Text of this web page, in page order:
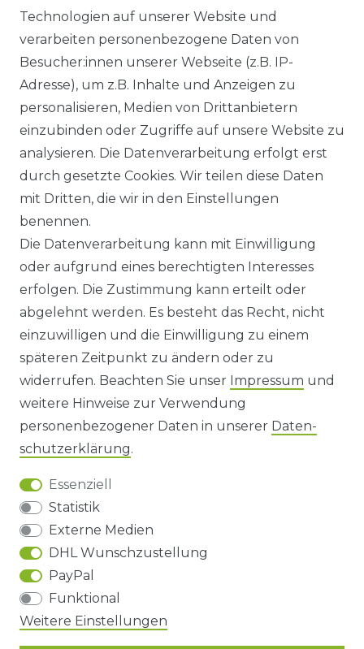
VERSANDARTEN & -KOSTEN
GEWERBETREIBENDE?
HILFE
KONTAKT
ANFAHRT
WIDERRUFS­FORMULAR
HINWEISE ZUR BATTERIEENTSORGUNG
IMPRESSUM
AGB UND KUNDENINFORMATIONEN
DATENSCHUTZERKLÄRUNG
BARRIEREFREIHEIT
Impressum Daten­schutz­erklärung
Barrierefreiheitserklärung
Technologien auf unserer Website und
verarbeiten personenbezogene Daten von
Besucher:innen unserer Webseite (z.B. IP-
Adresse), um z.B. Inhalte und Anzeigen zu
personalisieren, Medien von Drittanbietern
einzubinden oder Zugriffe auf unsere Website zu
analysieren. Die Datenverarbeitung erfolgt erst
durch gesetzte Cookies. Wir teilen diese Daten
mit Dritten, die wir in den Einstellungen
benennen.
Die Datenverarbeitung kann mit Einwilligung
oder aufgrund eines berechtigten Interesses
erfolgen. Die Zustimmung kann erteilt oder
abgelehnt werden. Es besteht das Recht, nicht
einzuwilligen und die Einwilligung zu einem
späteren Zeitpunkt zu ändern oder zu
widerrufen. Beachten Sie unser Impressum und
weitere Hinweise zur Verwendung
personenbezogener Daten in unserer Daten­
schutz­erklärung.
Essenziell
Statistik
Externe Medien
DHL Wunschzustellung
PayPal
Funktional
Weitere Einstellungen